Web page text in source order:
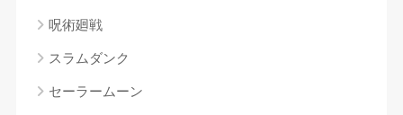
呪術廻戦
スラムダンク
セーラームーン